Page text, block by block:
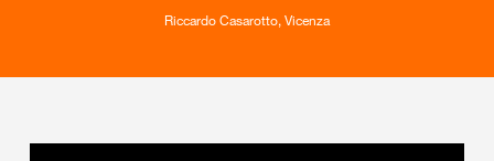
Riccardo Casarotto, Vicenza